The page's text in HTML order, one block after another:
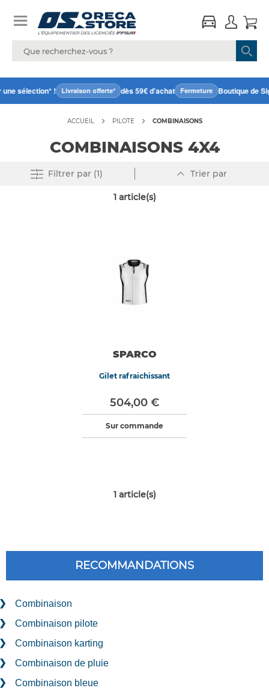
sélection* ! Livraison offerte* dès 59€ d'achat Fermeture Boutique de
ACCUEIL PILOTE COMBINAISONS
COMBINAISONS 4X4
Supprimer tout
Filtrerpar (1) Trier par
ordre
1article(s)
SPARCO
Gilet rafraichissant
504,00 €
Sur commande
1article(s)
RECOMMANDATIONS
Combinaison
Combinaison pilote
Combinaison karting
Combinaison de pluie
Combinaison bleue